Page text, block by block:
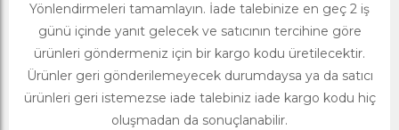
Yönlendirmeleri tamamlayın. İade talebinize en geç 2 iş
günü içinde yanıt gelecek ve satıcının tercihine göre
ürünleri göndermeniz için bir kargo kodu üretilecektir.
Ürünler geri gönderilemeyecek durumdaysa ya da satıcı
ürünleri geri istemezse iade talebiniz iade kargo kodu hiç
oluşmadan da sonuçlanabilir.